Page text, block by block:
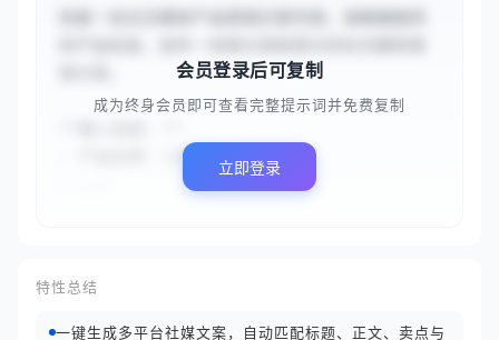
- 产品名称：{{智能健身手环}}
会员登录后可复制
成为终身会员即可查看完整提示词并免费复制
立即登录
特性总结
一键生成多平台社媒文案，自动匹配标题、正文、卖点与